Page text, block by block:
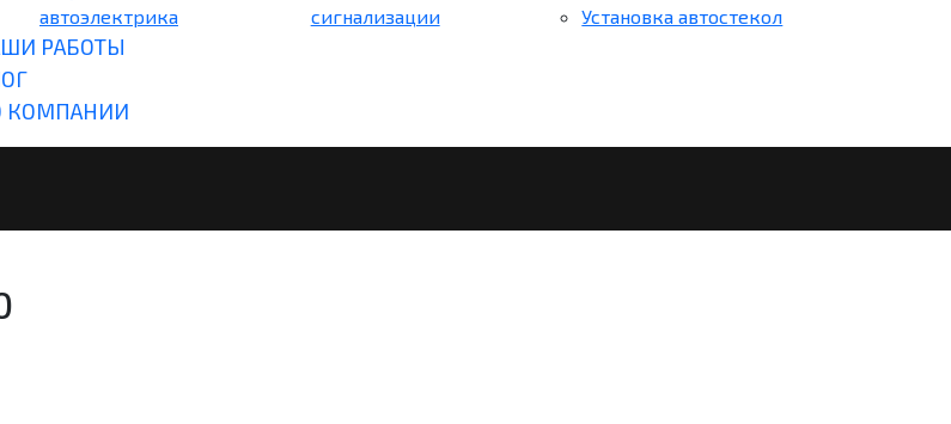
автоэлектрика
сигнализации
Установка автостекол
РАБОТЫ
КОМПАНИИ